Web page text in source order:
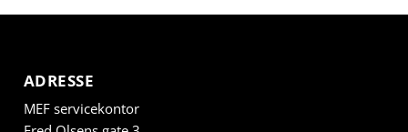
ADRESSE
MEF servicekontor